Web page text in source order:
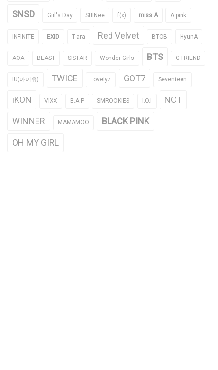
SNSD Girl's Day SHINee f(x) miss A A pink
INFINITE EXID T-ara Red Velvet BTOB HyunA
AOA BEAST SISTAR Wonder Girls BTS G-FRIEND
IU(아이유) TWICE Lovelyz GOT7 Seventeen
iKON VIXX B.A.P SMROOKIES I.O.I NCT
WINNER MAMAMOO BLACK PINK
OH MY GIRL